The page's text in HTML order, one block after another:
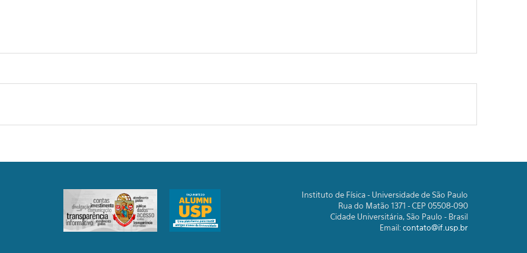
Instituto de Física - Universidade de São Paulo
Rua do Matão 1371 - CEP 05508-090
Cidade Universitária, São Paulo - Brasil
Email:contato@if.usp.br